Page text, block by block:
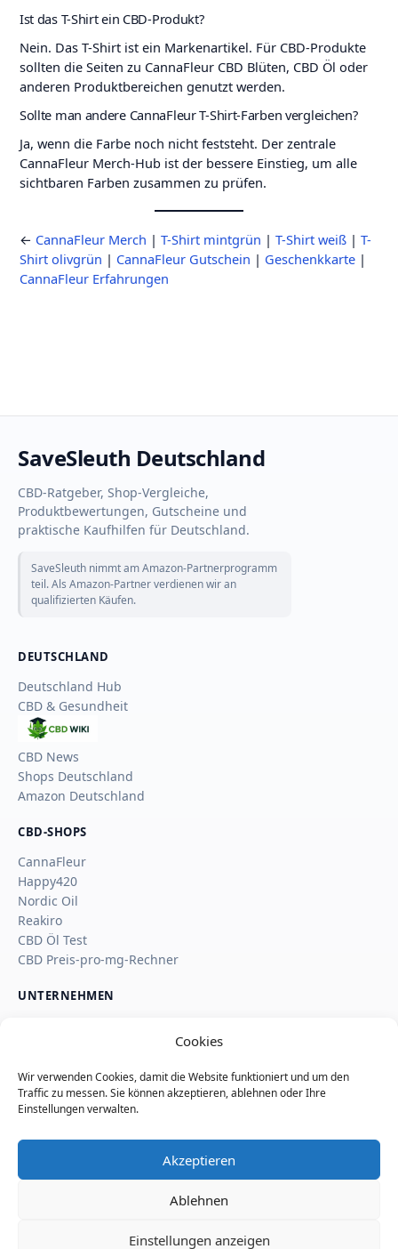
Cookies
Wir verwenden Cookies, damit die Website funktioniert und um den
Traffic zu messen. Sie können akzeptieren, ablehnen oder Ihre
Einstellungen verwalten.
Akzeptieren
Ablehnen
Einstellungen anzeigen
Ist das T-Shirt ein CBD-Produkt?
Nein. Das T-Shirt ist ein Markenartikel. Für CBD-Produkte
sollten die Seiten zu CannaFleur CBD Blüten, CBD Öl oder
anderen Produktbereichen genutzt werden.
Sollte man andere CannaFleur T-Shirt-Farben vergleichen?
Ja, wenn die Farbe noch nicht feststeht. Der zentrale
CannaFleur Merch-Hub ist der bessere Einstieg, um alle
sichtbaren Farben zusammen zu prüfen.
← CannaFleur Merch | T-Shirt mintgrün | T-Shirt weiß| T-
Shirt olivgrün | CannaFleur Gutschein | Geschenkkarte|
CannaFleur Erfahrungen
SaveSleuth Deutschland
CBD-Ratgeber, Shop-Vergleiche,
Produktbewertungen, Gutscheine und
praktische Kaufhilfen für Deutschland.
SaveSleuth nimmt am Amazon-Partnerprogramm
teil. Als Amazon-Partner verdienen wir an
qualifizierten Käufen.
DEUTSCHLAND
Deutschland Hub
CBD & Gesundheit
CBD
Wiki
CBD News
Shops Deutschland
Amazon Deutschland
CBD-SHOPS
CannaFleur
Happy420
Nordic Oil
Reakiro
CBD Öl Test
CBD Preis-pro-mg-Rechner
UNTERNEHMEN
Affiliate-Hinweis
Wie SaveSleuth Geld verdient
Datenschutz
Nutzungsbedingungen